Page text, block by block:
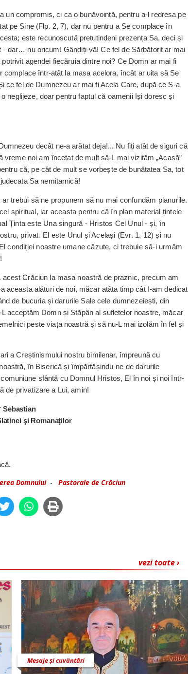
un compromis, ci ca o bunăvoință, pentru a-l redresa pe
pe Sine (Flp. 2, 7), dar nu pentru a Se complace în
este recunoscută pretutindeni pre­zența Sa, deci și
dar… nu oricum! Gândi­ți-vă! Ce fel de Sărbătorit ar mai
agendei fiecăruia dintre noi? Ce Domn ar mai fi
într-atât la masa acelora, încât ar uita să Se
ce fel de Dumnezeu ar mai fi Acela Care, după ce S-a
neglijeze, doar pentru faptul că oamenii își doresc și
decât ne-a arătat deja!... Nu fiți atât de siguri că
noi am în­cetat de mult să-L mai vizităm „Acasă”
că, pe cât de mult se vorbește de bunătatea Sa, tot
Sa nemitarnică!
­trebui să ne propunem să nu mai confundăm planurile.
spiritual, iar aceasta pentru că în plan material țintele
Ținta este Una singură - Hristos Cel Unul - și, în
privat. El este Unul și Același (Evr. 1, 12) și nu
condiției noastre umane căzute, ci trebuie să-i urmăm
Crăciun la masa noastră de praznic, precum am
aceasta alături de noi, măcar atâta timp cât I-am dedicat
de bucuria și darurile Sale cele dumnezeiești, din
acceptăm Domn și Stăpân al sufletelor noastre, măcar
peste viața noastră și să nu-L mai izolăm în fel și
a Creștinismului nostru bimilenar, împreună cu
în Biserică și împărtă­șindu-ne de darurile
sfântă cu Domnul Hristos, El în noi și noi într-
de privatizare a Lui, amin!
Sebastian
şi Romanaţilor
Domnului- Pastorale de Crăciun
vezi toate ›
Mesaje și cuvântări